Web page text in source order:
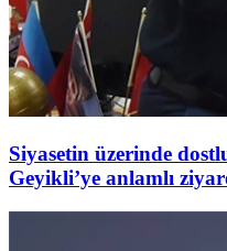
Siyasetin üzerinde
Geyikli’ye anlamlı